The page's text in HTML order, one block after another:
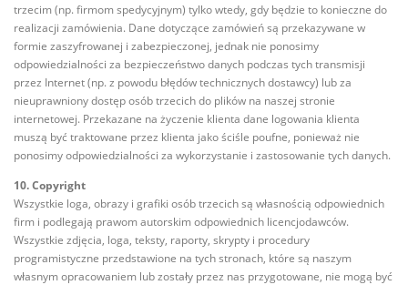
trzecim (np. firmom spedycyjnym) tylko wtedy, gdy będzie to konieczne do
realizacji zamówienia. Dane dotyczące zamówień są przekazywane w
formie zaszyfrowanej i zabezpieczonej, jednak nie ponosimy
odpowiedzialności za bezpieczeństwo danych podczas tych transmisji
przez Internet (np. z powodu błędów technicznych dostawcy) lub za
nieuprawniony dostęp osób trzecich do plików na naszej stronie
internetowej. Przekazane na życzenie klienta dane logowania klienta
muszą być traktowane przez klienta jako ściśle poufne, ponieważ nie
ponosimy odpowiedzialności za wykorzystanie i zastosowanie tych danych.
10. Copyright
Wszystkie loga, obrazy i grafiki osób trzecich są własnością odpowiednich
firm i podlegają prawom autorskim odpowiednich licencjodawców.
Wszystkie zdjęcia, loga, teksty, raporty, skrypty i procedury
programistyczne przedstawione na tych stronach, które są naszym
własnym opracowaniem lub zostały przez nas przygotowane, nie mogą być